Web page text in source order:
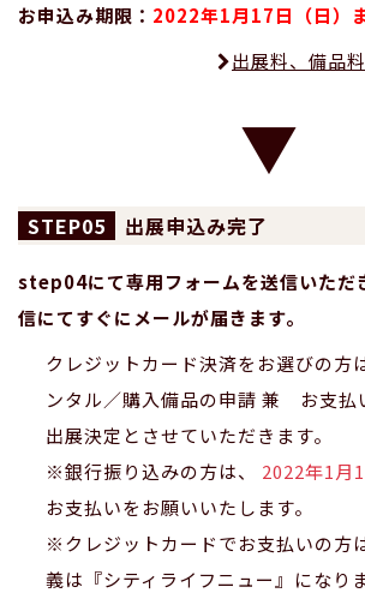
お申込み期限： 2022年1月17日（日）
出展料、備品
05 出展申込み完了
step04にて専用フォームを送信いただ
信にてすぐにメールが届きます。
クレジットカード決済をお選びの方
ンタル／購入備品の申請 兼 お支払
出展決定とさせていただきます。
※銀行振り込みの方は、 2022年1月
お支払いをお願いいたします。
※クレジットカードでお支払いの方
義は『シティライフニュー』になり